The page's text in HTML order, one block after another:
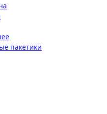
пакетики